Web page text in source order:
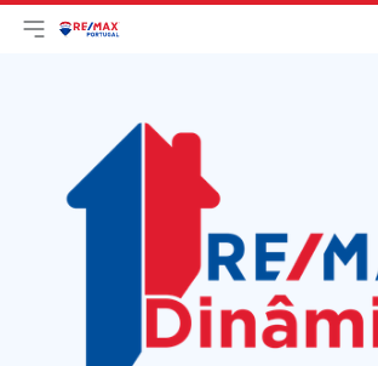
Hauptmenü öffnen
LogoZur Startseite